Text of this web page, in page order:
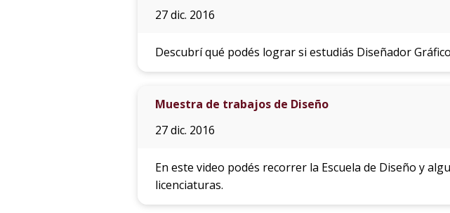
27 dic. 2016
Descubrí qué podés lograr si estudiás Diseñador
Muestra de trabajos de Diseño
27 dic. 2016
En este video podés recorrer la Escuela de Diseño y
licenciaturas.